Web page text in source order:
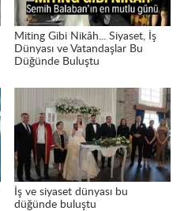
Miting Gibi Nikâh... Siyaset, İş
Dünyası ve Vatandaşlar Bu
Düğünde Buluştu
İş ve siyaset dünyası bu
düğünde buluştu